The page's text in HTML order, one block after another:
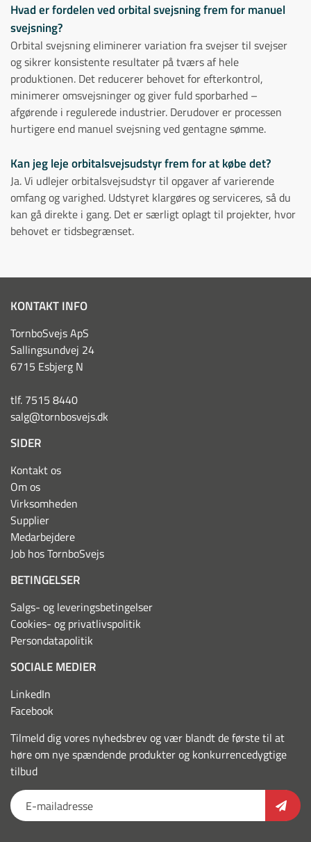
Hvad er fordelen ved orbital svejsning frem for manuel
svejsning?
Orbital svejsning eliminerer variation fra svejser til svejser
og sikrer konsistente resultater på tværs af hele
produktionen. Det reducerer behovet for efterkontrol,
minimerer omsvejsninger og giver fuld sporbarhed –
afgørende i regulerede industrier. Derudover er processen
hurtigere end manuel svejsning ved gentagne sømme.
Kan jeg leje orbitalsvejsudstyr frem for at købe det?
Ja. Vi udlejer orbitalsvejsudstyr til opgaver af varierende
omfang og varighed. Udstyret klargøres og serviceres, så du
kan gå direkte i gang. Det er særligt oplagt til projekter, hvor
behovet er tidsbegrænset.
KONTAKT INFO
TornboSvejs ApS
Sallingsundvej 24
6715 Esbjerg N
tlf. 7515 8440
salg@tornbosvejs.dk
SIDER
Kontakt os
Om os
Virksomheden
Supplier
Medarbejdere
Job hos TornboSvejs
BETINGELSER
Salgs- og leveringsbetingelser
Cookies- og privatlivspolitik
Persondatapolitik
SOCIALE MEDIER
LinkedIn
Facebook
Tilmeld dig vores nyhedsbrev og vær blandt de første til at
høre om nye spændende produkter og konkurrencedygtige
tilbud